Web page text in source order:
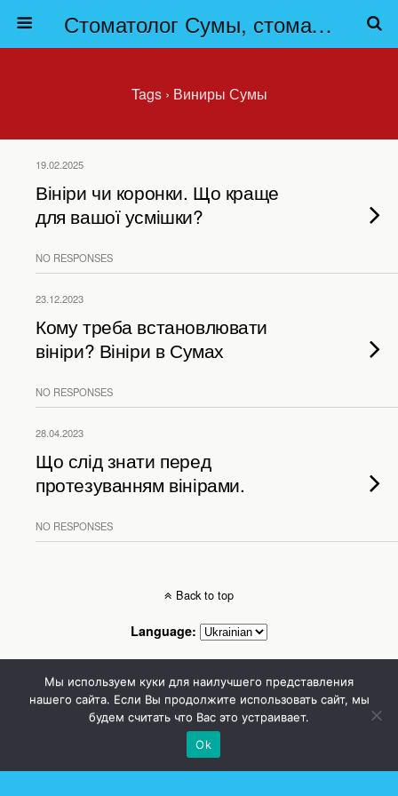
Стоматолог Сумы, стоматологические клиники Сумы, детская стоматология в Сумах. | Частная стоматология Сумы
Tags › Виниры Сумы
19.02.2025
Вініри чи коронки. Що краще
для вашої усмішки?
NO RESPONSES
23.12.2023
Кому треба встановлювати
вініри? Вініри в Сумах
NO RESPONSES
28.04.2023
Що слід знати перед
протезуванням вінірами.
NO RESPONSES
Back to top
Language:
Mobile Desktop
Стоматолог Сумы, стоматологические клиники Сумы, детская стоматология в
Сумах. | Частная стоматология Сумы
Мы используем куки для наилучшего представления
нашего сайта. Если Вы продолжите использовать сайт, мы
будем считать что Вас это устраивает.
Ok